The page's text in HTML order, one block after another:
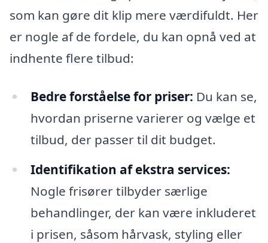
som kan gøre dit klip mere værdifuldt. Her
er nogle af de fordele, du kan opnå ved at
indhente flere tilbud:
Bedre forståelse for priser: Du kan se,
hvordan priserne varierer og vælge et
tilbud, der passer til dit budget.
Identifikation af ekstra services:
Nogle frisører tilbyder særlige
behandlinger, der kan være inkluderet
i prisen, såsom hårvask, styling eller